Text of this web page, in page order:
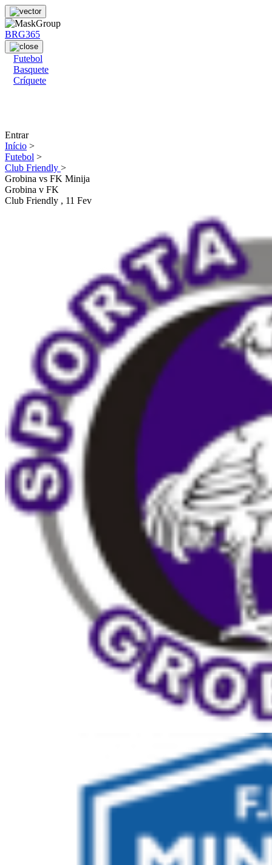
BRG365
Futebol
Basquete
Críquete
Entrar
Início >
Futebol >
Club Friendly >
Grobina vs FK Minija
Grobina v FK
Club Friendly , 11 Fev